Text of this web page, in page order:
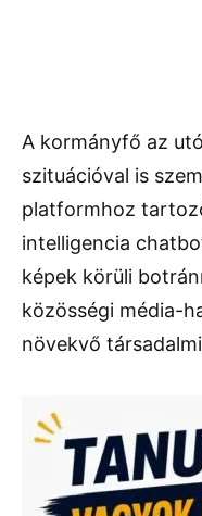
A kormányfő az
szituációval is
platformhoz
intelligencia
képek körüli
közösségi média-
növekvő